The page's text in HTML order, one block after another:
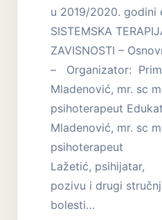
u 2019/2020. godini
SISTEMSKA
ZAVISNOSTI –
– Organizator:
Mladenović, mr. sc
psihoterapeut
Mladenović, mr. sc
Lažetić,
pozivu i drugi
bolesti…